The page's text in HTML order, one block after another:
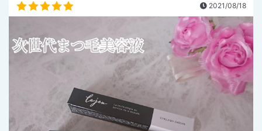
2021/08/18